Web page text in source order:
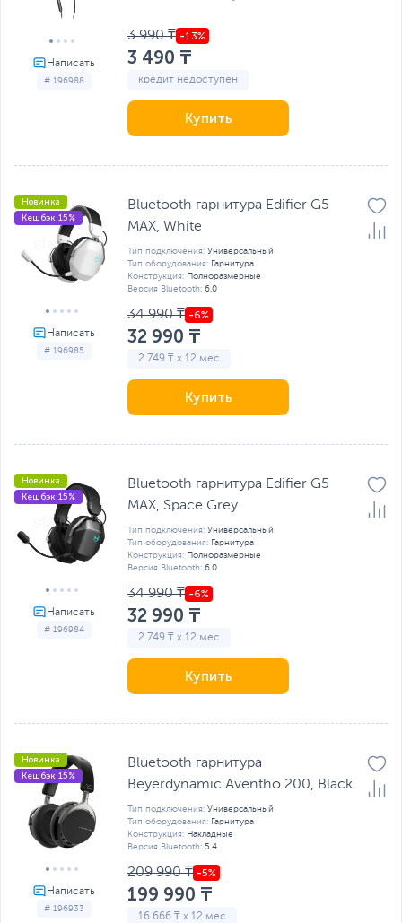
# 196988
3 990 ₸
3 490 ₸
кредит недоступен
Купить
# 196985
Новинка
Кешбэк 15%
Bluetooth гарнитура Edifier G5
MAX, White
Тип подключения: Универсальный
Тип оборудования: Гарнитура
Конструкция: Полноразмерные
Версия Bluetooth: 6.0
34 990 ₸
32 990 ₸
2 749 ₸ x 12 мес
Купить
# 196984
Новинка
Кешбэк 15%
Bluetooth гарнитура Edifier G5
MAX, Space Grey
Тип подключения: Универсальный
Тип оборудования: Гарнитура
Конструкция: Полноразмерные
Версия Bluetooth: 6.0
34 990 ₸
32 990 ₸
2 749 ₸ x 12 мес
Купить
# 196933
Новинка
Кешбэк 15%
Bluetooth гарнитура
Beyerdynamic Aventho 200, Black
Тип подключения: Универсальный
Тип оборудования: Гарнитура
Конструкция: Накладные
Версия Bluetooth: 5.4
209 990 ₸
199 990 ₸
16 666 ₸ x 12 мес